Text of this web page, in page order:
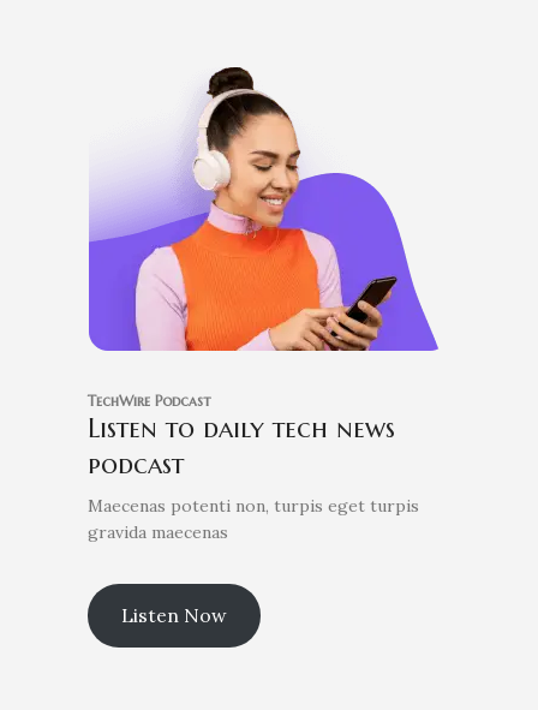
TechWire Podcast​
Listen to daily tech news
podcast​
Maecenas potenti non, turpis eget turpis
gravida maecenas
Listen Now